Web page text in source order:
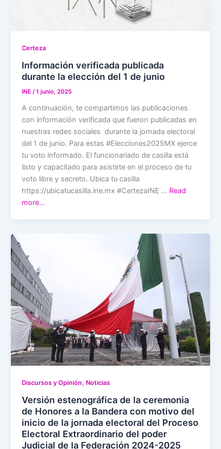
Certeza
Información verificada publicada
durante la elección del 1 de junio
INE /1 junio, 2025
A continuación, te compartimos las publicaciones
con información verificada que fueron publicadas en
nuestras redes sociales durante la jornada electoral
del 1 de junio. Para estas #Elecciones2025MX ejerce
tu voto informado. El funcionariado de casilla está
listo y capacitado para asistirte en el proceso de tu
voto libre y secreto. Ubica tu casilla
https://ubicatucasilla.ine.mx #CertezaINE … Read
more…
Discursos y Opinión, Noticias
Versión estenográfica de la ceremonia
de Honores a la Bandera con motivo del
inicio de la jornada electoral del Proceso
Electoral Extraordinario del poder
Judicial de la Federación 2024-2025